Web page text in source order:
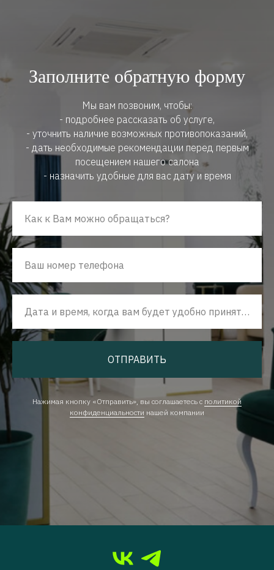
Заполните обратную форму
Мы вам позвоним, чтобы:
- подробнее рассказать об услуге,
- уточнить наличие возможных противопоказаний,
- дать необходимые рекомендации перед первым
посещением нашего салона
- назначить удобные для вас дату и время
Как к Вам можно обращаться?
Ваш номер телефона
Дата и время, когда вам будет удобно принять наш звонок
ОТПРАВИТЬ
Нажимая кнопку «Отправить», вы соглашаетесь с политикой
конфиденциальности нашей компании